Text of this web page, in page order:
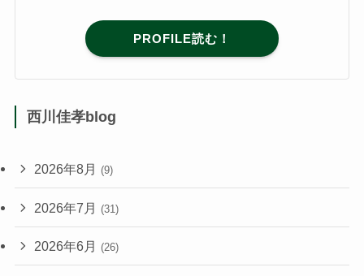
PROFILE読む！
西川佳孝blog
2026年8月 (9)
2026年7月 (31)
2026年6月 (26)